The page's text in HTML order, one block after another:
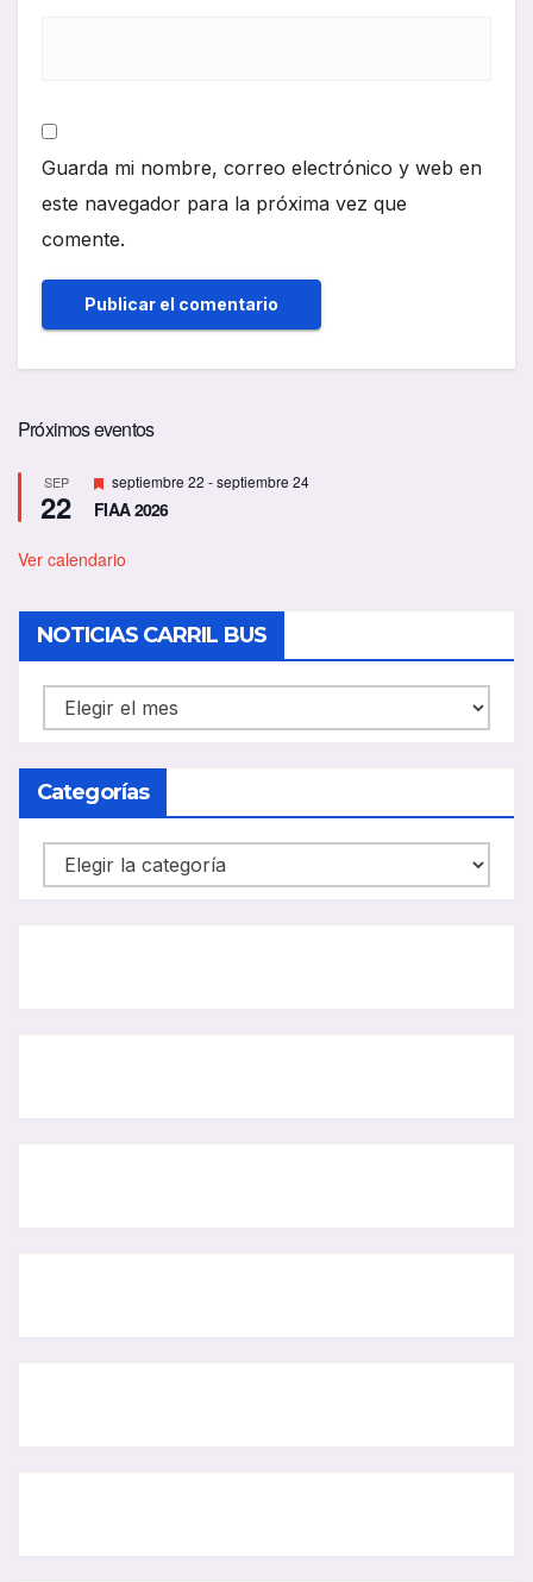
Guarda mi nombre, correo electrónico y web en
este navegador para la próxima vez que
comente.
Próximos eventos
SEP
22
D
e
s
a
d
o
septiembre 22 -septiembre 24
FIAA 2026
Ver calendario
NOTICIAS CARRIL BUS
NOTICIAS
CARRIL
BUS
Categorías
Categorías